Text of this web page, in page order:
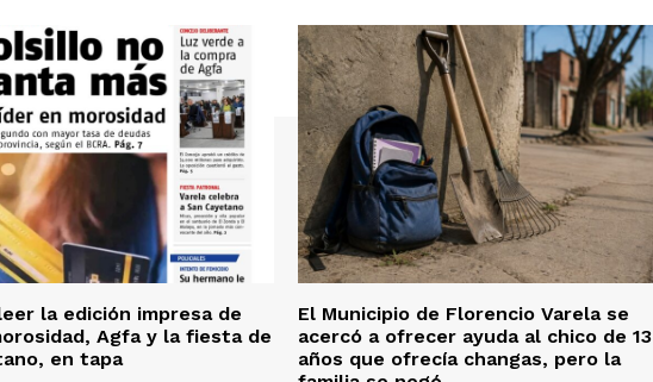
la edición impresa de
Agfa y la fiesta de
en tapa
El Municipio de Florencio Varela se
acercó a ofrecer ayuda al chico de 13
años que ofrecía changas, pero la